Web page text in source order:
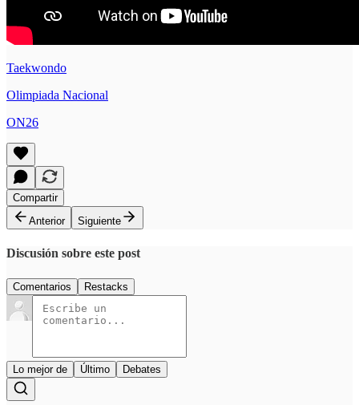
Taekwondo
Olimpiada Nacional
ON26
Compartir
Anterior
Siguiente
Discusión sobre este post
Comentarios Restacks
Lo mejor de Último Debates